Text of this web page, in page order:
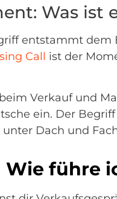
Was ist
entstammt dem
Call ist der
Verkauf und
ein. Der
unter Dach und
Wie führe